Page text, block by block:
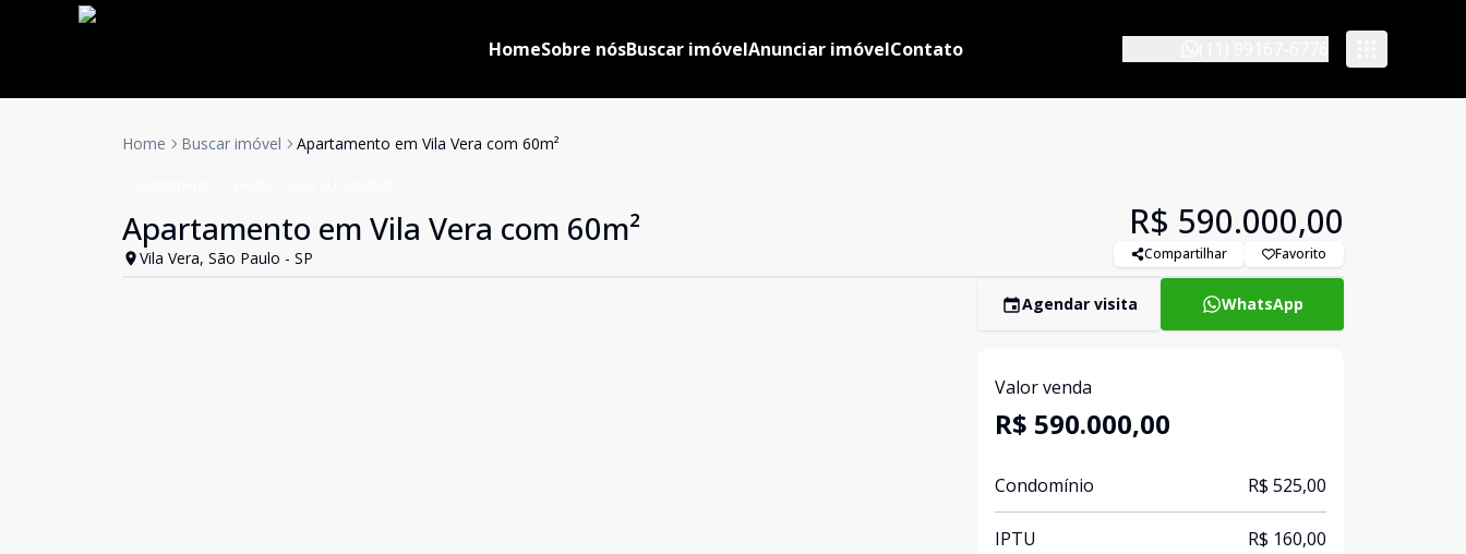
HomeSobre nósBuscar imóvelAnunciar imóvelContato
Home Buscar imóvel Apartamento em Vila Vera com 60m²
Apartamento em Vila Vera com 60m²
Vila Vera, São Paulo - SP
R$ 590.000,00
Compartilhar Favorito
Agendar visita WhatsApp
Valor venda
R$ 590.000,00
Condomínio R$ 525,00
IPTU R$ 160,00